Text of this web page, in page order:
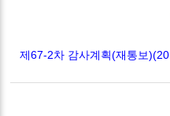
제67-2차 감사계획(재통보